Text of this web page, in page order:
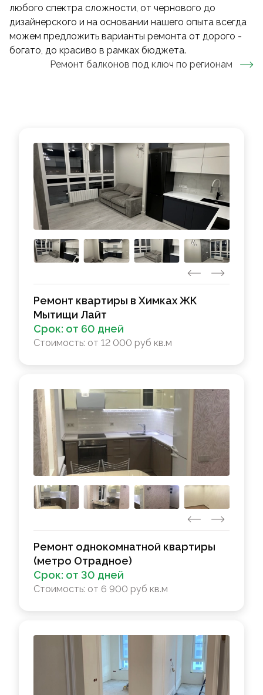
любого спектра сложности, от чернового до
дизайнерского и на основании нашего опыта всегда
можем предложить варианты ремонта от дорого -
богато, до красиво в рамках бюджета.
Ремонт балконов под ключ по регионам
Ремонт квартиры в Химках ЖК
Мытищи Лайт
Срок: от 60 дней
Стоимость: от 12 000 руб кв.м
Ремонт однокомнатной квартиры
(метро Отрадное)
Срок: от 30 дней
Стоимость: от 6 900 руб кв.м